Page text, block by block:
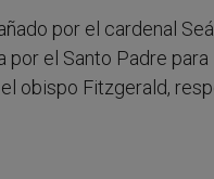
por el cardenal
el Santo Padre
obispo Fitzgerald,